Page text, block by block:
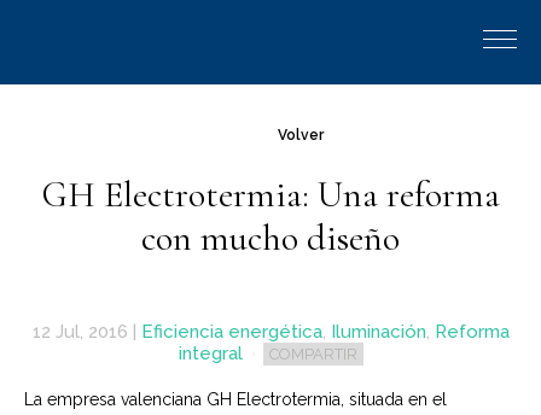
Volver
GH Electrotermia: Una reforma
con mucho diseño
12 Jul, 2016 | Eficiencia energética, Iluminación, Reforma
integral
COMPARTIR
La empresa valenciana GH Electrotermia, situada en el